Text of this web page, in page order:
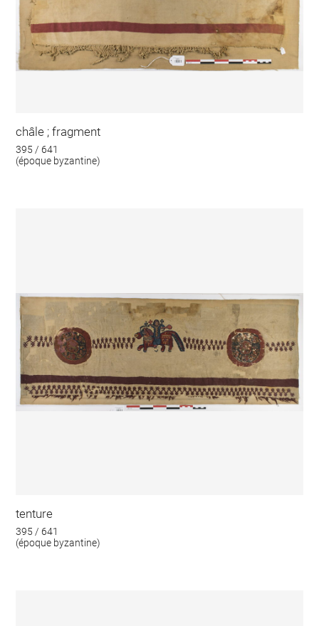
châle ; fragment
395 / 641
(époque byzantine)
tenture
395 / 641
(époque byzantine)